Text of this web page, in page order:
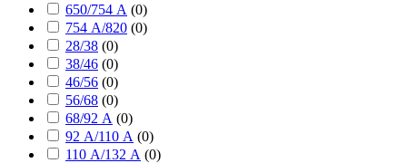
650/754 А (0)
754 А/820 (0)
28/38 (0)
38/46 (0)
46/56 (0)
56/68 (0)
68/92 А (0)
92 А/110 А (0)
110 А/132 А (0)